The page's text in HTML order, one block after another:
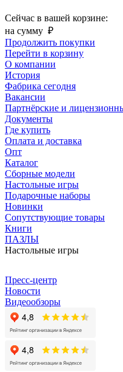
Сейчас в вашей корзине:
на сумму ₽
Продолжить покупки
Перейти в корзину
О компании
История
Фабрика сегодня
Вакансии
Партнёрские и
Документы
Где купить
Оплата и доставка
Опт
Каталог
Сборные модели
Настольные игры
Подарочные наборы
Новинки
Сопутствующие товары
Книги
ПАЗЛЫ
Настольные игры
Пресс-центр
Новости
Видеообзоры